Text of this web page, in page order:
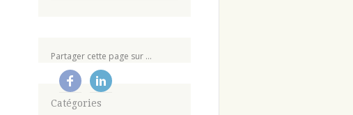
Partager cette page sur ...
Catégories